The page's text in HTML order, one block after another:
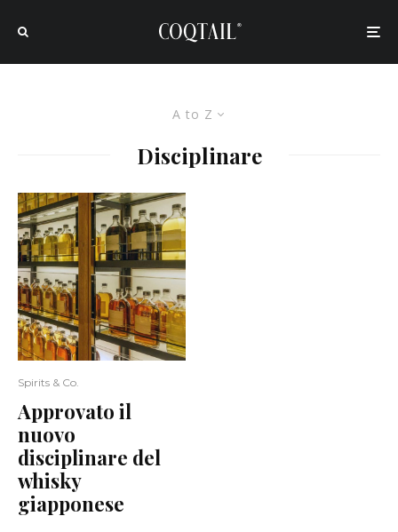
A to Z
Disciplinare
Spirits & Co.
Approvato il
nuovo
disciplinare del
whisky
giapponese